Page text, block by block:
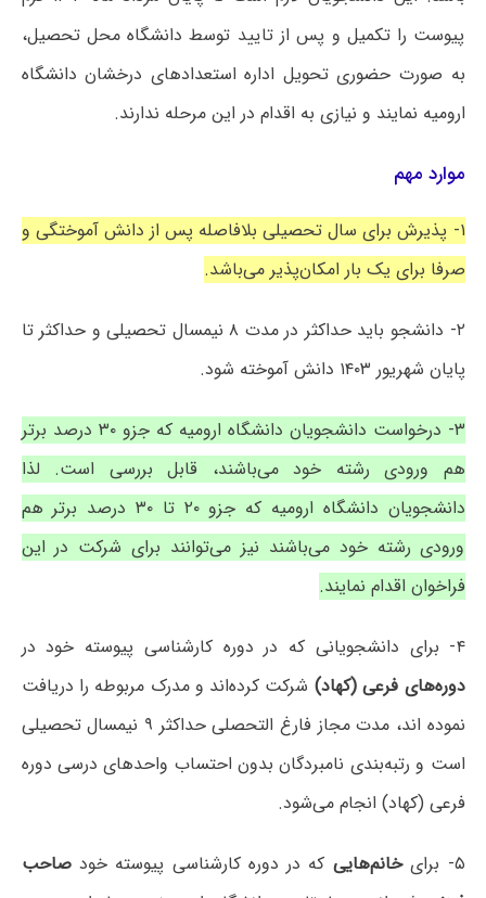
پیوست را تکمیل و پس از تایید توسط دانشگاه محل تحصیل،
به صورت حضوری تحویل اداره استعدادهای درخشان دانشگاه
ارومیه نمایند و نیازی به اقدام در این مرحله ندارند.
موارد مهم
۱- پذیرش برای سال تحصیلی بلافاصله پس از دانش آموختگی و
صرفا برای یک بار امکان‌پذیر می‌باشد.
۲- دانشجو باید حداکثر در مدت ۸ نیمسال تحصیلی و حداکثر تا
پایان شهریور ۱۴۰۳ دانش آموخته شود.
۳- درخواست دانشجویان دانشگاه ارومیه که جزو ۳۰ درصد برتر
هم ورودی رشته خود می‌باشند، قابل بررسی است. لذا
دانشجویان دانشگاه ارومیه که جزو ۲۰ تا ۳۰ درصد برتر هم
ورودی رشته خود می‌باشند نیز می‌توانند برای شرکت در این
فراخوان اقدام نمایند.
۴- برای دانشجویانی که در دوره کارشناسی پیوسته خود در
دوره‌های فرعی (کهاد) شرکت کرده‌اند و مدرک مربوطه را دریافت
نموده اند، مدت مجاز فارغ التحصلی حداکثر ۹ نیمسال تحصیلی
است و رتبه‌بندی نامبردگان بدون احتساب واحدهای درسی دوره
فرعی (کهاد) انجام می‌شود.
۵- برای خانم‌هایی که در دوره کارشناسی پیوسته خودصاحب